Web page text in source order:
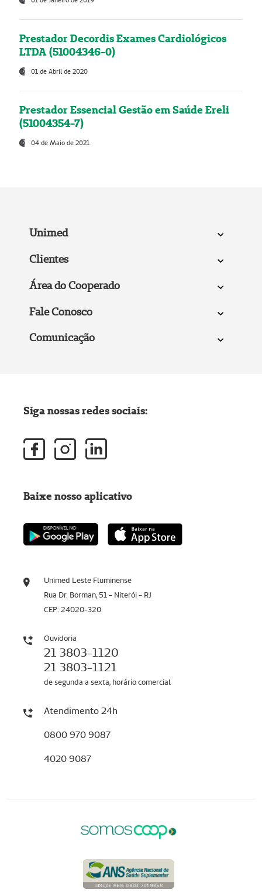
Prestador Decordis Exames Cardiológicos
LTDA (51004346-0)
01 de Abril de 2020
Prestador Essencial Gestão em Saúde Ereli
(51004354-7)
04 de Maio de 2021
Unimed
Clientes
Área do Cooperado
Fale Conosco
Comunicação
Unimed Leste Fluminense
Rua Dr. Borman, 51 - Niterói - RJ
CEP: 24020-320
Ouvidoria
21 3803-1120
21 3803-1121
de segunda a sexta, horário comercial
Atendimento 24h
0800 970 9087
4020 9087
Siga nossas redes sociais:
Baixe nosso aplicativo